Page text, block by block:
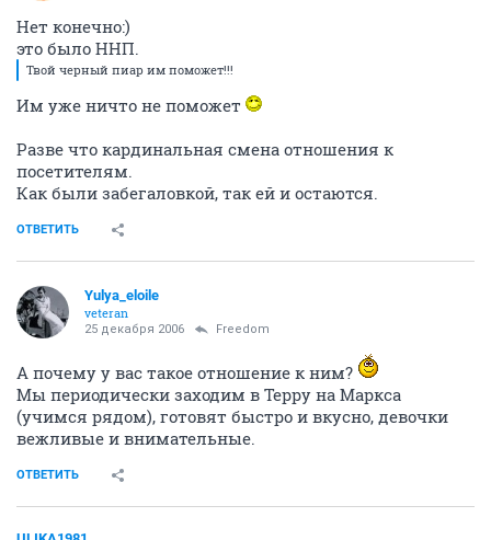
Нет конечно:)
это было ННП.
Твой черный пиар им поможет!!!
Им уже ничто не поможет
Разве что кардинальная смена отношения к
посетителям.
Как были забегаловкой, так ей и остаются.
ОТВЕТИТЬ
Yulya_eloile
veteran
25 декабря 2006 Freedom
А почему у вас такое отношение к ним?
Мы периодически заходим в Терру на Маркса
(учимся рядом), готовят быстро и вкусно, девочки
вежливые и внимательные.
ОТВЕТИТЬ